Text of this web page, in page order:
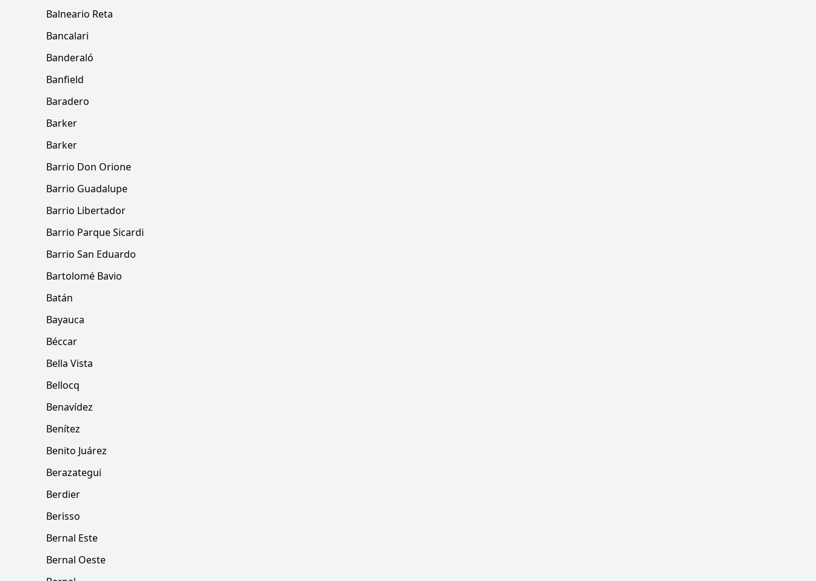
Balneario Reta
Bancalari
Banderaló
Banfield
Baradero
Barker
Barker
Barrio Don Orione
Barrio Guadalupe
Barrio Libertador
Barrio Parque Sicardi
Barrio San Eduardo
Bartolomé Bavio
Batán
Bayauca
Béccar
Bella Vista
Bellocq
Benavídez
Benítez
Benito Juárez
Berazategui
Berdier
Berisso
Bernal Este
Bernal Oeste